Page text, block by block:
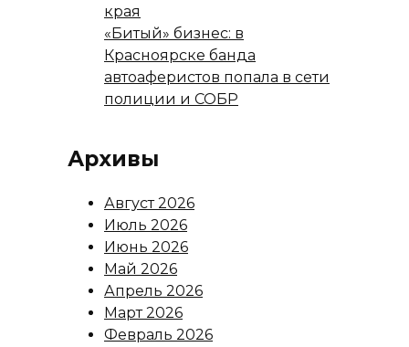
края
«Битый» бизнес: в
Красноярске банда
автоаферистов попала в сети
полиции и СОБР
Архивы
Август 2026
Июль 2026
Июнь 2026
Май 2026
Апрель 2026
Март 2026
Февраль 2026